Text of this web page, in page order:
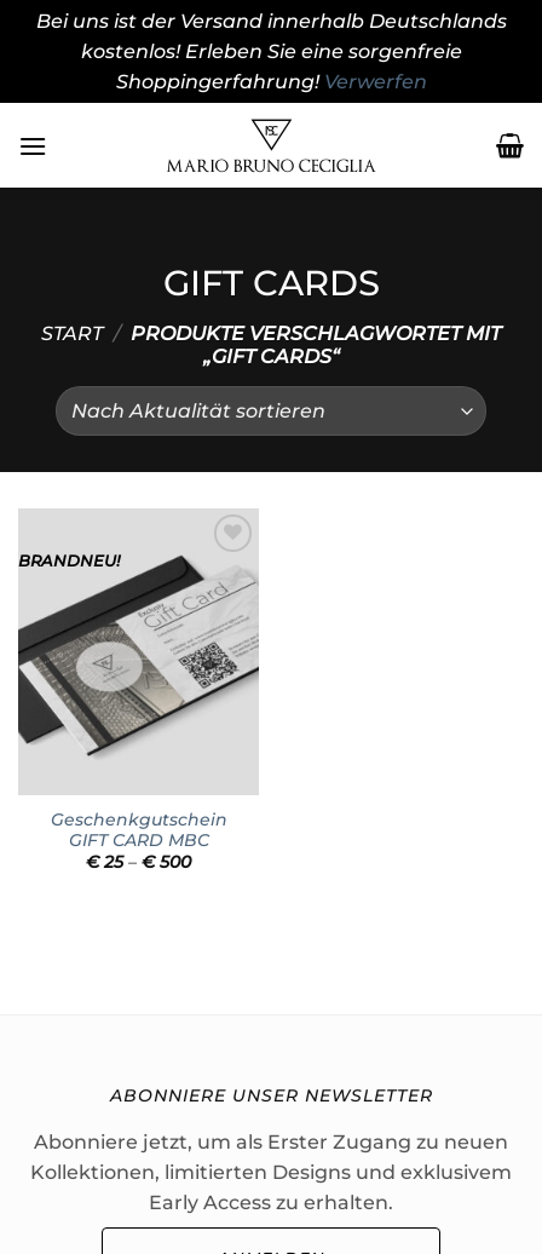
Bei uns ist der Versand innerhalb Deutschlands
kostenlos! Erleben Sie eine sorgenfreie
Shoppingerfahrung! Verwerfen
Inhalt
GIFT CARDS
START / PRODUKTE VERSCHLAGWORTET MIT
„GIFT CARDS“
BRANDNEU!
Add to
wishlist
Geschenkgutschein
GIFT CARD MBC
€25 – €500Preisspanne:
ABONNIERE UNSER NEWSLETTER
Abonniere jetzt, um als Erster Zugang zu neuen
Kollektionen, limitierten Designs und exklusivem
Early Access zu erhalten.